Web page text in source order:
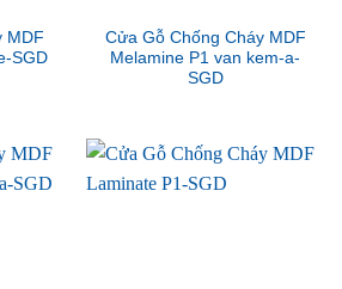
MDF
SGD
Cửa Gỗ Chống Cháy MDF
Melamine P1 van kem-a-
SGD